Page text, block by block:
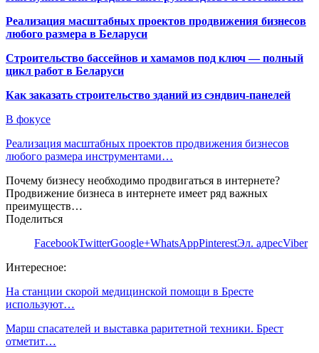
Реализация масштабных проектов продвижения бизнесов
любого размера в Беларуси
Строительство бассейнов и хамамов под ключ — полный
цикл работ в Беларуси
Как заказать строительство зданий из сэндвич-панелей
В фокусе
Реализация масштабных проектов продвижения бизнесов
любого размера инструментами…
Почему бизнесу необходимо продвигаться в интернете?
Продвижение бизнеса в интернете имеет ряд важных
преимуществ…
Поделиться
FacebookTwitterGoogle+WhatsAppPinterestЭл. адресViber
Интересное:
На станции скорой медицинской помощи в Бресте
используют…
Марш спасателей и выставка раритетной техники. Брест
отметит…